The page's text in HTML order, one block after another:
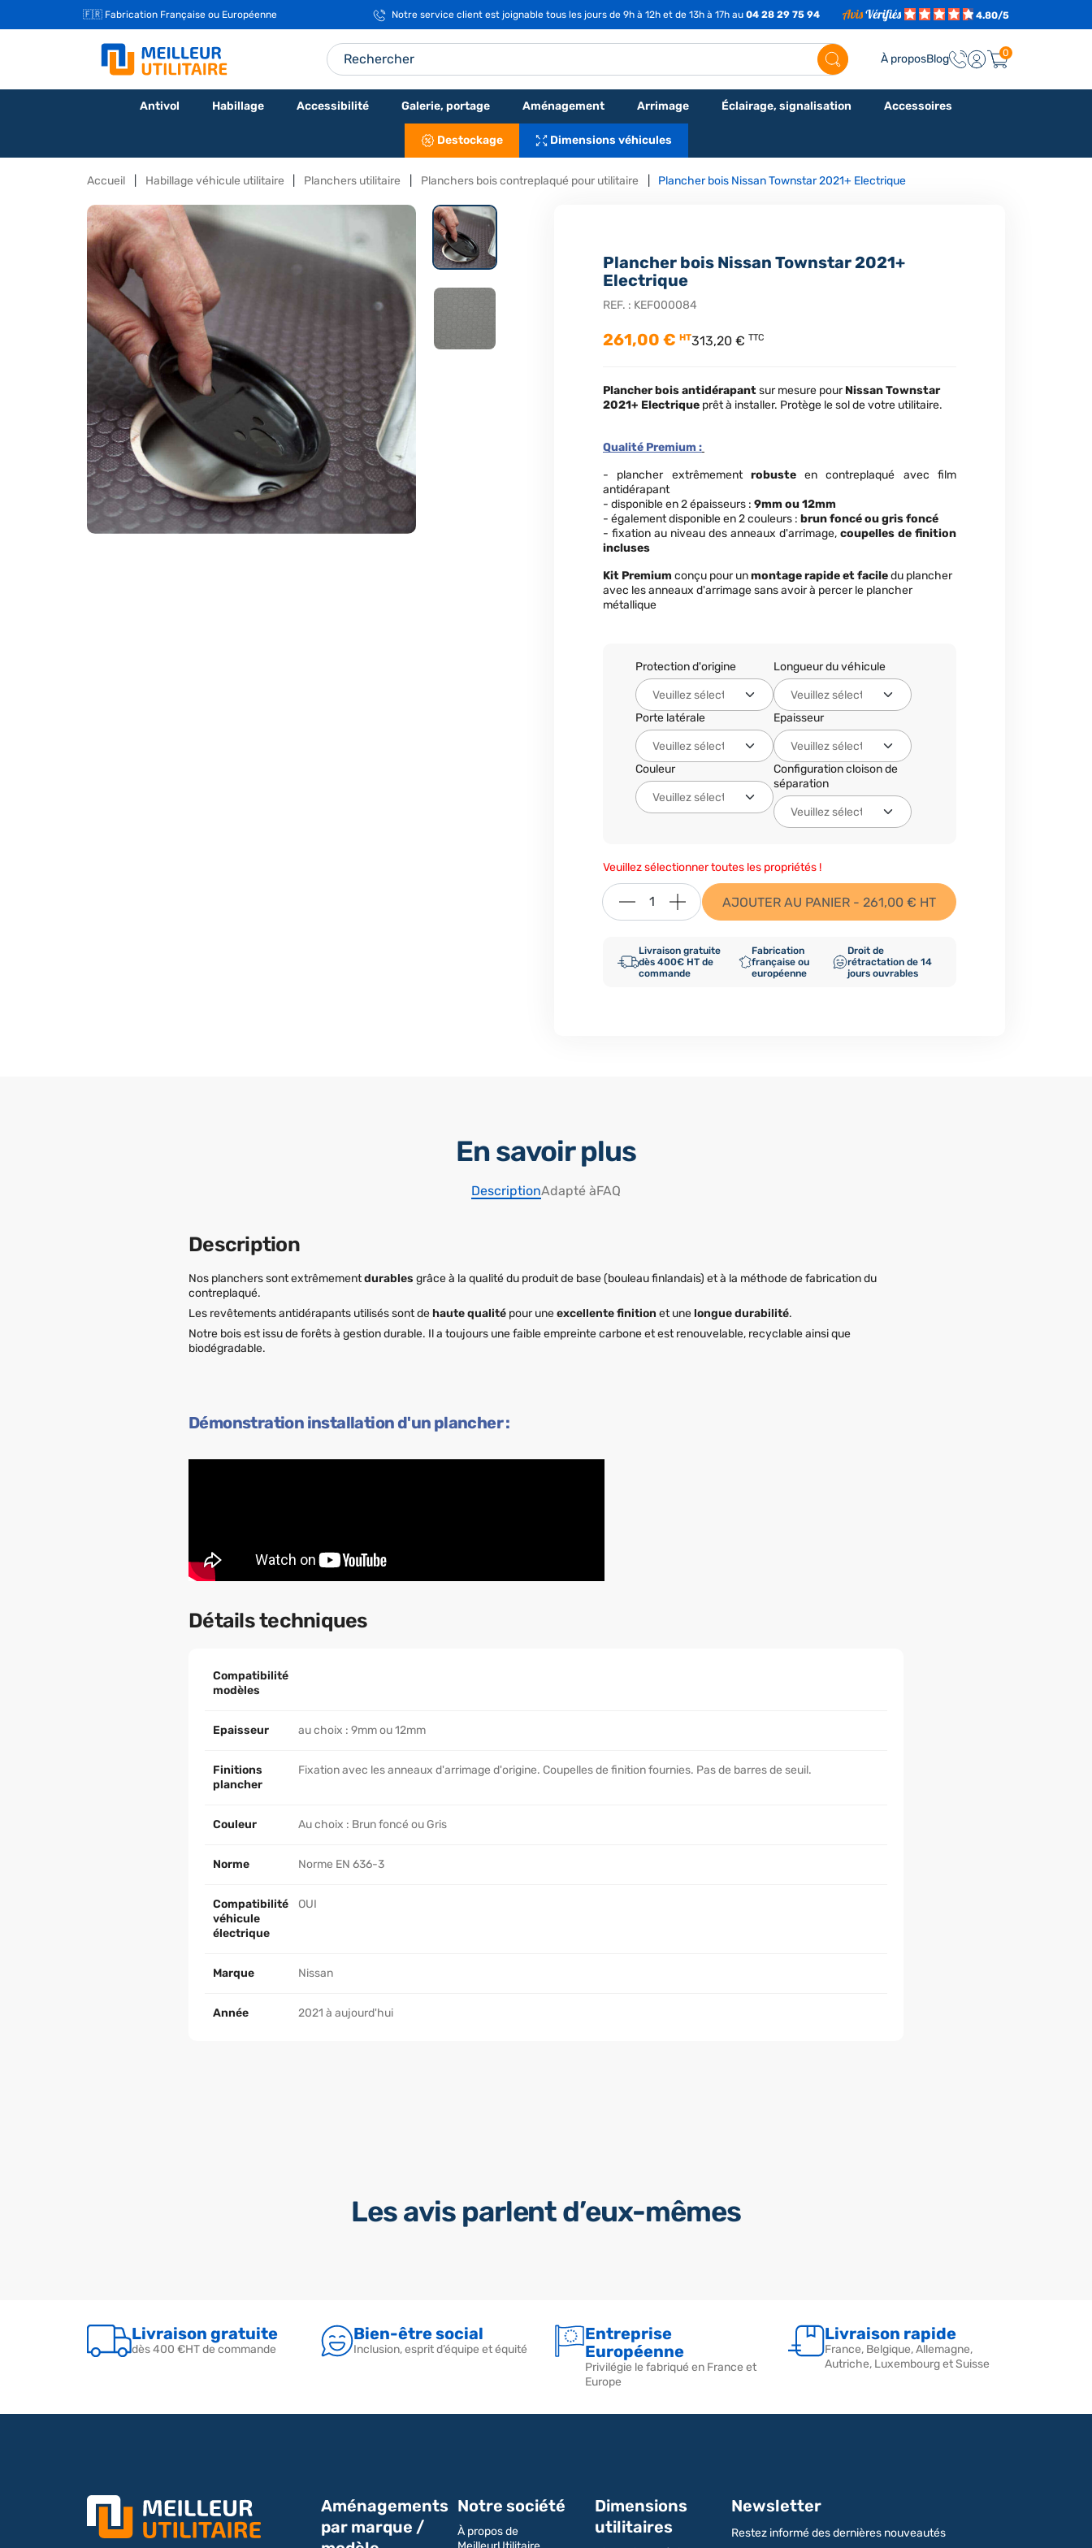
🇫🇷 Fabrication Française ou Européenne Notre service client est joignable tous les jours de 9h à 12h et de 13h à 17h au 04 28 29 75 94 4.80/5
À proposBlog 0
Antivol Habillage Accessibilité Galerie, portage Aménagement Arrimage Éclairage, signalisation Accessoires
Destockage Dimensions véhicules
Accueil Habillage véhicule utilitaire Planchers utilitaire Planchers bois contreplaqué pour utilitaire Plancher bois Nissan Townstar 2021+ Electrique
Plancher bois Nissan Townstar 2021+
Electrique
REF. : KEF000084
261,00 € HT313,20 € TTC
Plancher bois antidérapantsur mesure pourNissanTownstar
2021+ Electrique prêt à installer. Protège le sol de votre utilitaire.
Qualité Premium :
- plancher extrêmement robusteen contreplaqué avec film
antidérapant
- disponible en 2 épaisseurs : 9mm ou 12mm
- également disponible en 2 couleurs : brun foncé ou gris foncé
- fixation au niveau des anneaux d'arrimage, coupelles de finition
incluses
Kit Premium conçu pour unmontage rapide et faciledu plancher
avec les anneaux d'arrimage sans avoir à percer le plancher
métallique
Protection d'origine Longueur du véhicule
Porte latérale Epaisseur
Couleur
Configuration cloison de
séparation
Veuillez sélectionner toutes les propriétés !
AJOUTER AU PANIER - 261,00 € HT
Livraison gratuite
dès 400€ HT de
commande
Fabrication
française ou
européenne
Droit de
rétractation de 14
jours ouvrables
En savoir plus
DescriptionAdapté àFAQ
Description
Nos planchers sont extrêmementdurables grâce à la qualité du produit de base (bouleau finlandais) et à la méthode de fabrication du
contreplaqué.
Les revêtements antidérapants utilisés sont dehaute qualité pour uneexcellente finition et unelongue durabilité.
Notre bois est issu de forêts à gestion durable. Il a toujours une faible empreinte carbone et est renouvelable, recyclable ainsi que
biodégradable.
Démonstration installation d'un plancher :
Détails techniques
Compatibilité
modèles
Epaisseur au choix : 9mm ou 12mm
Finitions
plancher
Fixation avec les anneaux d'arrimage d'origine. Coupelles de finition fournies. Pas de barres de seuil.
Couleur Au choix : Brun foncé ou Gris
Norme Norme EN 636-3
Compatibilité
véhicule
électrique
OUI
Marque Nissan
Année 2021 à aujourd'hui
Les avis parlent d’eux-mêmes
Livraison gratuite
dès 400 €HT de commande
Bien-être social
Inclusion, esprit d’équipe et équité
Entreprise
Européenne
Privilégie le fabriqué en France et
Europe
Livraison rapide
France, Belgique, Allemagne,
Autriche, Luxembourg et Suisse
Aménagements
par marque /
Notre société
À propos de
Dimensions
utilitaires
Newsletter
Restez informé des dernières nouveautés